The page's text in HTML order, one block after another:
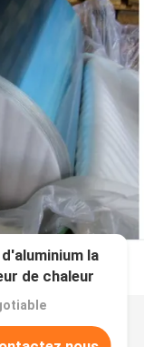
la
de chaleur